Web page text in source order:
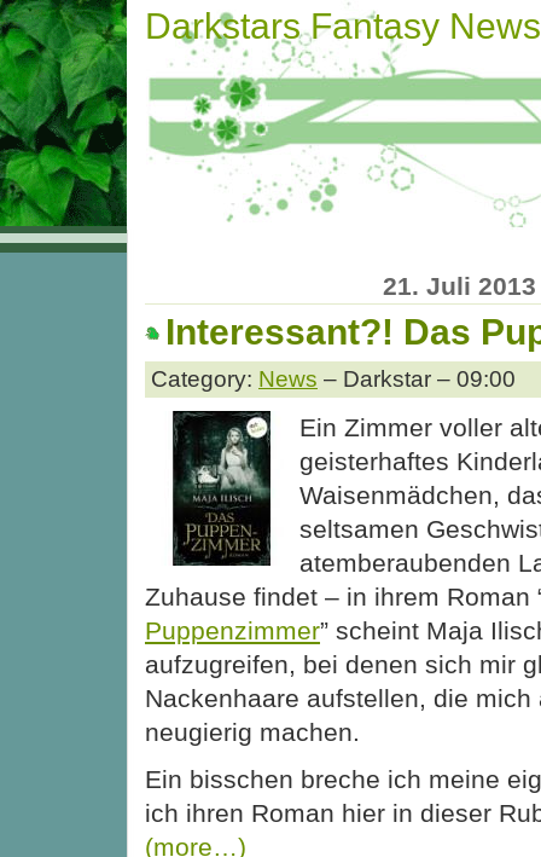
Darkstars Fantasy News
21. Juli 2013
Interessant?! Das
Category: News – Darkstar – 09:00
Ein Zimmer voller
geisterhaftes
Waisenmädchen,
seltsamen
atemberaubenden
Zuhause findet – in ihrem Roman
Puppenzimmer” scheint Maja
aufzugreifen, bei denen sich mir
Nackenhaare aufstellen, die mich
neugierig machen.
Ein bisschen breche ich meine
ich ihren Roman hier in dieser
(more…)